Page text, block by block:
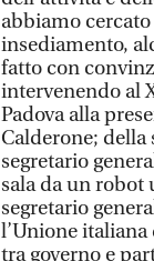
abbiamo
insediamento,
fatto con
intervenendo al
Padova alla
Calderone; della
segretario
sala da un robot
segretario
l’Unione
tra governo e